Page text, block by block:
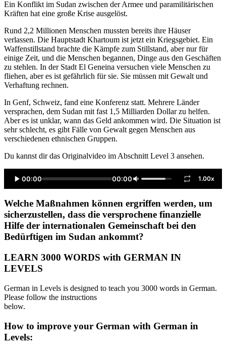
Ein Konflikt im Sudan zwischen der Armee und paramilitärischen
Kräften hat eine große Krise ausgelöst.
Rund 2,2 Millionen Menschen mussten bereits ihre Häuser
verlassen. Die Hauptstadt Khartoum ist jetzt ein Kriegsgebiet. Ein
Waffenstillstand brachte die Kämpfe zum Stillstand, aber nur für
einige Zeit, und die Menschen begannen, Dinge aus den Geschäften
zu stehlen. In der Stadt El Geneina versuchen viele Menschen zu
fliehen, aber es ist gefährlich für sie. Sie müssen mit Gewalt und
Verhaftung rechnen.
In Genf, Schweiz, fand eine Konferenz statt. Mehrere Länder
versprachen, dem Sudan mit fast 1,5 Milliarden Dollar zu helfen.
Aber es ist unklar, wann das Geld ankommen wird. Die Situation ist
sehr schlecht, es gibt Fälle von Gewalt gegen Menschen aus
verschiedenen ethnischen Gruppen.
Du kannst dir das Originalvideo im Abschnitt Level 3 ansehen.
00:00 00:00 1.00x
Welche Maßnahmen können ergriffen werden, um
sicherzustellen, dass die versprochene finanzielle
Hilfe der internationalen Gemeinschaft bei den
Bedürftigen im Sudan ankommt?
LEARN 3000 WORDS with GERMAN IN
LEVELS
German in Levels is designed to teach you 3000 words in German.
Please follow the instructions
below.
How to improve your German with German in
Levels: